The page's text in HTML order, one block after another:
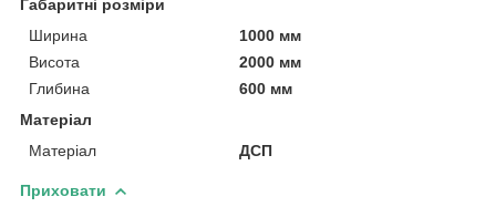
Габаритні розміри
Ширина
1000 мм
Висота
2000 мм
Глибина
600 мм
Матеріал
Матеріал
ДСП
Приховати